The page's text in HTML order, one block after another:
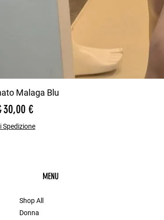
Malaga Blu
Prezzo scontato
30,00 €
Spedizione
MENU
Shop All
Donna